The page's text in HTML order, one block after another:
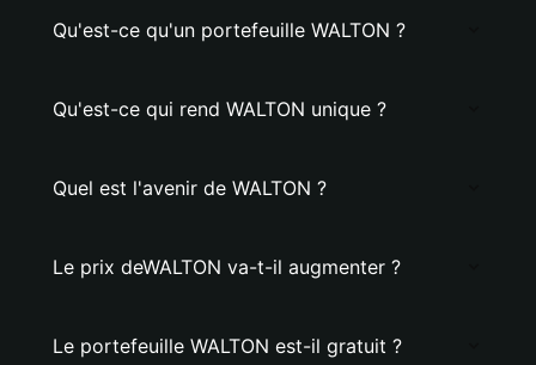
Qu'est-ce qu'un portefeuille WALTON ?
Qu'est-ce qui rend WALTON unique ?
Quel est l'avenir de WALTON ?
Le prix deWALTON va-t-il augmenter ?
Le portefeuille WALTON est-il gratuit ?